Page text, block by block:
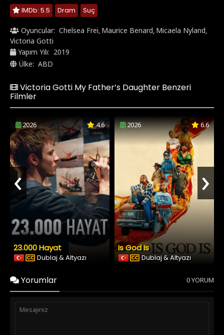
IMDb: 5.5 Dram Suç
Oyuncular: Chelsea Frei, Maurice Benard, Micaela Nyland,
Victoria Gotti
Yapım Yılı: 2019
Ülke: ABD
Victoria Gotti My Father’s Daughter Benzeri
Filmler
2026 4.6
23.000 Hayat
Dublaj & Altyazı
2026 6.6
Is God Is
Dublaj & Altyazı
‹ ›
Yorumlar 0 YORUM